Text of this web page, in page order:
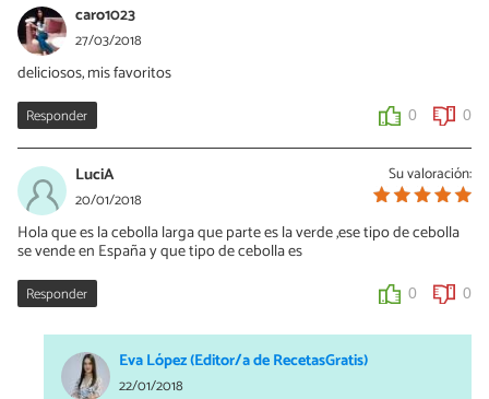
caro1023
27/03/2018
deliciosos, mis favoritos
Responder 0 0
Su valoración:
LuciA
20/01/2018
Hola que es la cebolla larga que parte es la verde ,ese tipo de cebolla
se vende en España y que tipo de cebolla es
Responder 0 0
Eva López (Editor/a de RecetasGratis)
22/01/2018